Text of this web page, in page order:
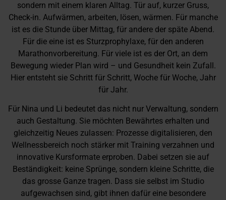
sondern mit einem klaren Alltag. Tür auf, kurzer Gruss,
Check-in. Aufwärmen, arbeiten, lösen, wärmen. Für manche
ist es die Stunde über Mittag, für andere der späte Abend.
Für die eine ist es Sturzprophylaxe, für den anderen
Marathonvorbereitung. Für viele ist es der Ort, an dem
Bewegung wieder Plan wird – und Gesundheit kein Zufall.
Hier entsteht sie Schritt für Schritt, Woche für Woche, Jahr
für Jahr.
Für Nina und Li bedeutet das nicht nur Verwaltung, sondern
auch Gestaltung. Sie möchten Bewährtes erhalten und
gleichzeitig Neues zulassen: Prozesse digitalisieren, den
Wellnessbereich noch stärker mit Training verzahnen und
innovative Kursformate erproben. Dabei setzen sie auf
Beständigkeit: keine Sprünge, sondern kleine Schritte, die
das grosse Ganze tragen. Dass sie selbst im Studio
aufgewachsen sind, gibt ihnen dafür eine besondere